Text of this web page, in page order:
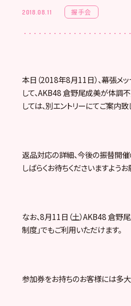
2018.08.11 握手会
本日（2018年8月11日）、幕張メ
して、AKB48 倉野尾成美が体調
しては、別エントリーにてご案内致
返品対応の詳細、今後の振替開催
しばらくお待ちくださいますようお
なお、8月11日（土）AKB48 倉野
制度」でもご利用いただけます。
参加券をお持ちのお客様には多大